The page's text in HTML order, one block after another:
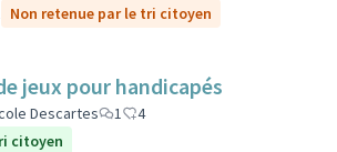
Non retenue par le tri citoyen
jeux pour handicapés
Descartes 1
4
citoyen